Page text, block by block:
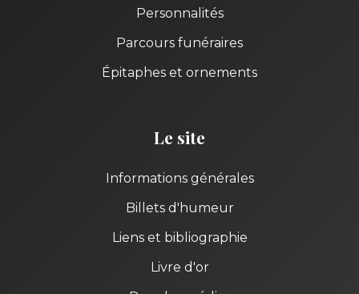
Personnalités
Parcours funéraires
Épitaphes et ornements
Le site
Informations générales
Billets d'humeur
Liens et bibliographie
Livre d'or